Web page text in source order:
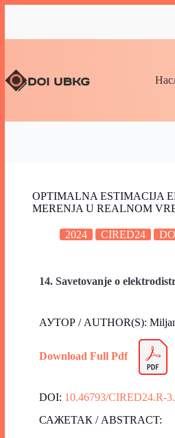
OPTIMALNA ESTIMACIJA
MERENJA U REALNOM
2024 CIRED24
14. Savetovanje o
АУТОР / AUTHOR(S):
Download Full Pdf
DOI: 10.46793/CIRED24.R-
САЖЕТАК / ABSTRACT: